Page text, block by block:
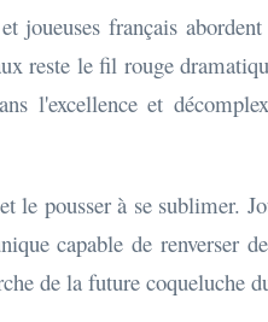
joueuses français
reste le fil rouge
l'excellence et
le pousser à se sublimer.
capable de renverser
de la future coqueluche